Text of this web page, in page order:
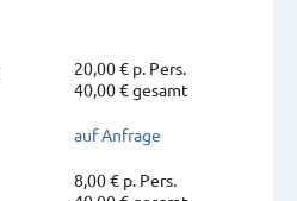
20,00 € p. Pers.
40,00 € gesamt
auf Anfrage
8,00 € p. Pers.